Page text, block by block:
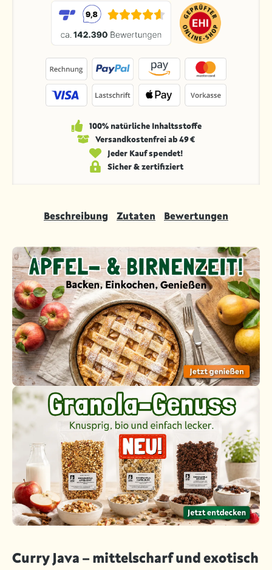
100% natürliche Inhaltsstoffe
Versandkosten­frei ab 49 €
Jeder Kauf spendet!
Sicher & zertifiziert
Beschreibung Zutaten Bewertungen
Curry Java – mittelscharf und exotisch